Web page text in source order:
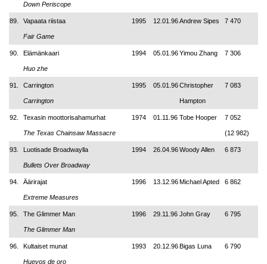
Down Periscope
89. Vapaata riistaa
Fair Game
1995 12.01.96Andrew Sipes 7 470
90. Elämänkaari
Huo zhe
1994 05.01.96Yimou Zhang 7 306
91. Carrington
Carrington
1995 05.01.96Christopher
Hampton
7 083
92. Texasin moottorisahamurhat
The Texas Chainsaw Massacre
1974 01.11.96 Tobe Hooper 7 052
(12 982)
93. Luotisade Broadwaylla
Bullets Over Broadway
1994 26.04.96Woody Allen 6 873
94. Äärirajat
Extreme Measures
1996 13.12.96Michael Apted 6 862
95. The Glimmer Man
The Glimmer Man
1996 29.11.96 John Gray 6 795
96. Kultaiset munat
Huevos de oro
1993 20.12.96Bigas Luna 6 790